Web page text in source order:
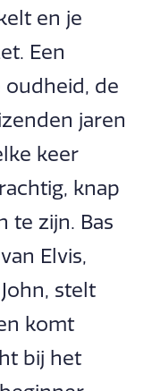
en je
Een
de
jaren
keer
knap
te zijn. Bas
Elvis,
stelt
komt
bij het